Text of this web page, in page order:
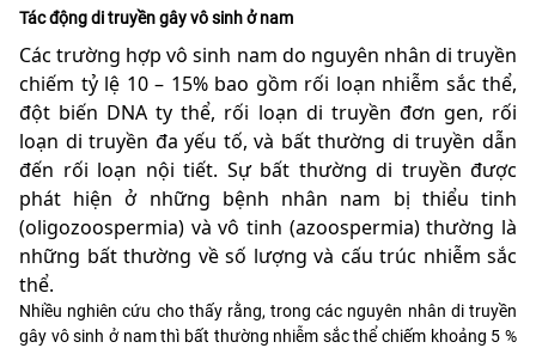
Tác động di truyền gây vô sinh ở nam
Các trường hợp vô sinh nam do nguyên nhân di truyền
chiếm tỷ lệ 10 – 15% bao gồm rối loạn nhiễm sắc thể,
đột biến DNA ty thể, rối loạn di truyền đơn gen, rối
loạn di truyền đa yếu tố, và bất thường di truyền dẫn
đến rối loạn nội tiết. Sự bất thường di truyền được
phát hiện ở những bệnh nhân nam bị thiểu tinh
(oligozoospermia) và vô tinh (azoospermia) thường là
những bất thường về số lượng và cấu trúc nhiễm sắc
thể.
Nhiều nghiên cứu cho thấy rằng, trong các nguyên nhân di truyền
gây vô sinh ở nam thì bất thường nhiễm sắc thể chiếm khoảng 5 %